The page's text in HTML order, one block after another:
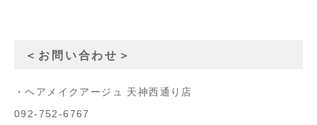
＜お問い合わせ＞
・ヘアメイクアージュ 天神西通り店
092-752-6767